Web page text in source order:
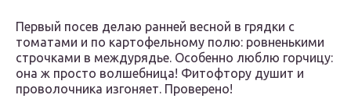
Первый посев делаю ранней весной в грядки с
томатами и по картофельному полю: ровненькими
строчками в междурядье. Особенно люблю горчицу:
она ж просто волшебница! Фитофтору душит и
проволочника изгоняет. Проверено!